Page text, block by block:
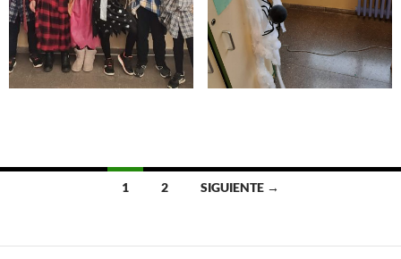
las
1 2 SIGUIENTE →